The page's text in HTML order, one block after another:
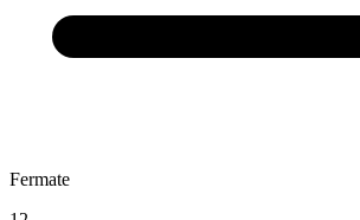
Fermate